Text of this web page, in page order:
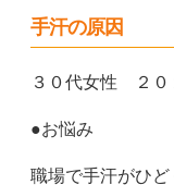
手汗の原因
３０代女性 ２０
●お悩み
職場で手汗がひ